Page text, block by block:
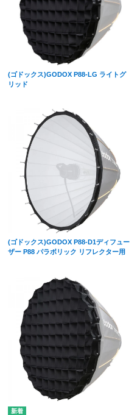
(ゴドックス)GODOX P88-LG ライトグ
リッド
(ゴドックス)GODOX P88-D1ディフュー
ザー P88 パラボリック リフレクター用